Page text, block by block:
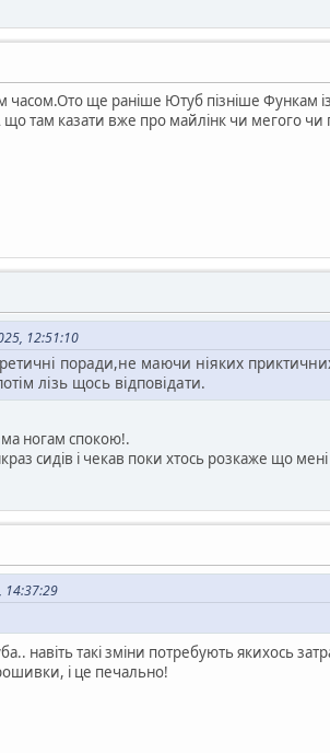
часом.Ото ще раніше Ютуб пізніше Функам
там казати вже про майлінк чи мегого
12:51:10
поради,не маючи ніяких
лізь щось відповідати.
ногам спокою!.
сидів і чекав поки хтось розкаже що
навіть такі зміни потребують якихось
і це печально!